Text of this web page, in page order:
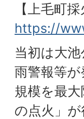
【上毛町
https://
当初は大
雨警報等
規模を最
の点火」